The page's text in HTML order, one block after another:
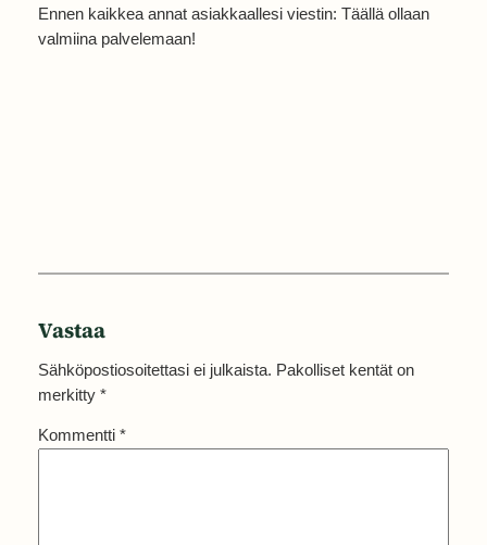
Ennen kaikkea annat asiakkaallesi viestin: Täällä ollaan
valmiina palvelemaan!
Vastaa
Sähköpostiosoitettasi ei julkaista. Pakolliset kentät on
merkitty *
Kommentti *